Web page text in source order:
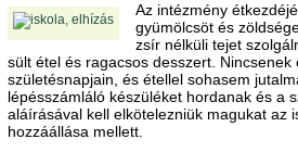
Az intézmény
gyümölcsöt és
zsír nélküli tejet
sült étel és ragacsos desszert.
születésnapjain, és étellel sohasem
lépésszámláló készüléket hordanak és a
aláírásával kell elkötelezniük magukat az
hozzáállása mellett.